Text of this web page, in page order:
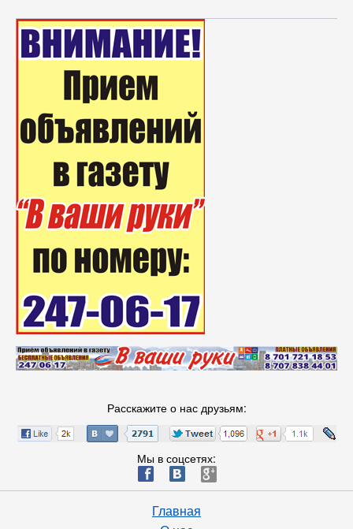
Расскажите о нас друзьям:
Мы в соцсетях:
ä æ è
Главная